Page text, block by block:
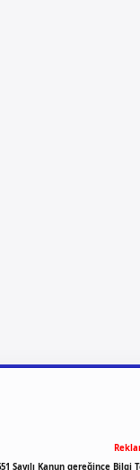
Sayılı Kanun gereğince